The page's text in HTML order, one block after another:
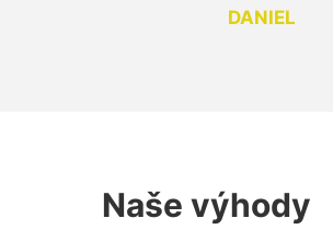
DANIEL
Naše výhody